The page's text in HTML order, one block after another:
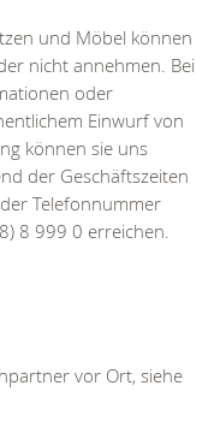
und Möbel können
nicht annehmen. Bei
oder
Einwurf von
können sie uns
der Geschäftszeiten
Telefonnummer
8 999 0 erreichen.
vor Ort, siehe